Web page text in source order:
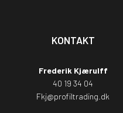
KONTAKT
Frederik Kjærulff
40 19 34 04
Fkj@profiltrading.dk